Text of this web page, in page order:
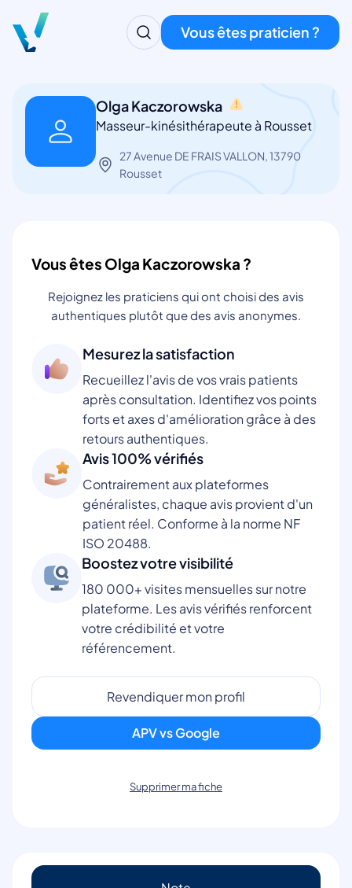
Vous êtes praticien ?
Olga Kaczorowska
Masseur-kinésithérapeute à Rousset
27 Avenue DE FRAIS VALLON, 13790
Rousset
Vous êtes Olga Kaczorowska ?
Rejoignez les praticiens qui ont choisi des avis
authentiques plutôt que des avis anonymes.
Mesurez la satisfaction
Recueillez l'avis de vos vrais patients
après consultation. Identifiez vos points
forts et axes d'amélioration grâce à des
retours authentiques.
Avis 100% vérifiés
Contrairement aux plateformes
généralistes, chaque avis provient d'un
patient réel. Conforme à la norme NF
ISO 20488.
Boostez votre visibilité
180 000+ visites mensuelles sur notre
plateforme. Les avis vérifiés renforcent
votre crédibilité et votre
référencement.
Revendiquer mon profil
APV vs Google
Supprimer ma fiche